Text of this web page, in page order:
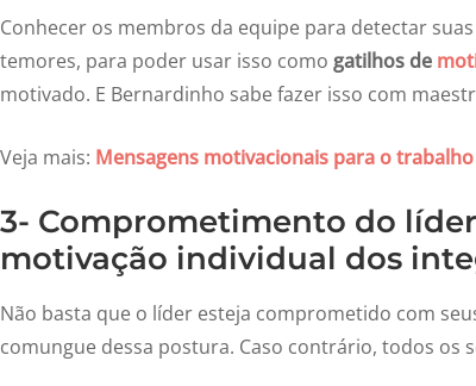
Conhecer os membros da equipe para detectar
temores, para poder usar isso como gatilhos de
motivado. E Bernardinho sabe fazer isso com
Veja mais: Mensagens motivacionais para o
3- Comprometimento do
motivação individual dos
Não basta que o líder esteja comprometido com
comungue dessa postura. Caso contrário, todos os